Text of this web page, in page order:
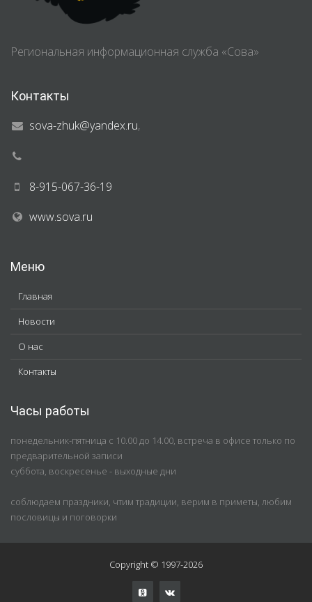
Региональная информационная служба «Сова»
Контакты
sova-zhuk@yandex.ru,
8-915-067-36-19
www.sova.ru
Меню
Главная
Новости
О нас
Контакты
Часы работы
понедельник-пятница с 10.00 до 14.00, встреча в офисе только по
предварительной записи
суббота, воскресенье - выходные дни
соблюдаем праздники, чтим традиции, верим в приметы, любим
пословицы и поговорки
Copyright © 1997-2026